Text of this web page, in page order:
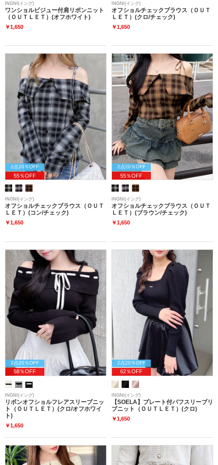
INGNI(イング)
ワンショルビジュー付肩リボンニット
（ＯＵＴＬＥＴ）(オフホワイト)
￥1,650
INGNI(イング)
オフショルチェックブラウス（ＯＵＴ
ＬＥＴ）(クロ/チェック)
￥1,650
2点20％OFF
55％OFF
INGNI(イング)
オフショルチェックブラウス（ＯＵＴ
ＬＥＴ）(コン/チェック)
￥1,650
2点20％OFF
55％OFF
INGNI(イング)
オフショルチェックブラウス（ＯＵＴ
ＬＥＴ）(ブラウン/チェック)
￥1,650
2点20％OFF
58％OFF
INGNI(イング)
リボンオフショルフレアスリーブニッ
ト（ＯＵＴＬＥＴ）(クロ/オフホワイ
ト)
￥1,650
2点20％OFF
62％OFF
INGNI(イング)
【SOELA】プレート付パフスリーブリ
ブニット（ＯＵＴＬＥＴ）(クロ)
￥1,650